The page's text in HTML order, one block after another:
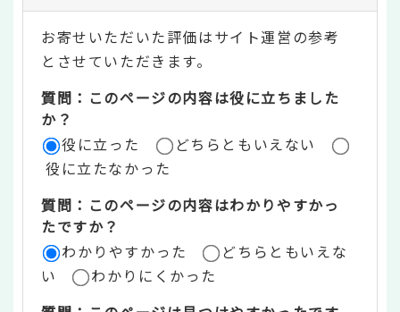
テ
ン
ツ
評
価
リ
ア
お寄せいただいた評価はサイト運営の参考
とさせていただきます。
質問：このページの内容は役に立ちました
か？
役に立った
どちらともいえない
役に立たなかった
質問：このページの内容はわかりやすかっ
たですか？
わかりやすかった
どちらともいえな
い
わかりにくかった